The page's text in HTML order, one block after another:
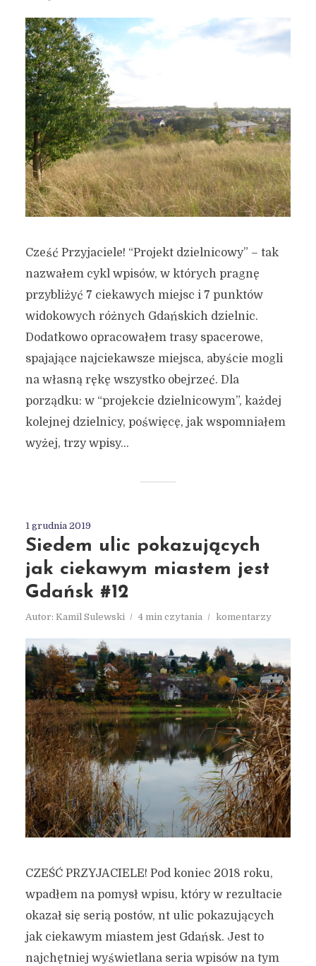
Cześć Przyjaciele! “Projekt dzielnicowy” – tak
nazwałem cykl wpisów, w których pragnę
przybliżyć 7 ciekawych miejsc i 7 punktów
widokowych różnych Gdańskich dzielnic.
Dodatkowo opracowałem trasy spacerowe,
spajające najciekawsze miejsca, abyście mogli
na własną rękę wszystko obejrzeć. Dla
porządku: w “projekcie dzielnicowym”, każdej
kolejnej dzielnicy, poświęcę, jak wspomniałem
wyżej, trzy wpisy...
1 grudnia 2019
Siedem ulic pokazujących
jak ciekawym miastem jest
Gdańsk #12
Autor: Kamil Sulewski 4 min czytania komentarzy
CZEŚĆ PRZYJACIELE! Pod koniec 2018 roku,
wpadłem na pomysł wpisu, który w rezultacie
okazał się serią postów, nt ulic pokazujących
jak ciekawym miastem jest Gdańsk. Jest to
najchętniej wyświetlana seria wpisów na tym